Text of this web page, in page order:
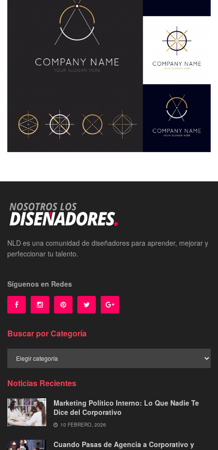
NLD es una comunidad de diseñadores para aprender, mejorar y
perfeccionar tu talento.
Síguenos en Redes
Buscar por Categoría
por
Noticias Recientes
Marketing Político Interno: Lo Que Nadie Te
Dice del Corporativo
10 FEBRERO, 2026
Cuando Pasas de Agencia a Corporativo y